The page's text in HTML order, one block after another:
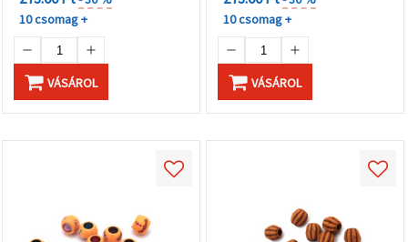
10 csomag +
VÁSÁROL
10 csomag +
VÁSÁROL